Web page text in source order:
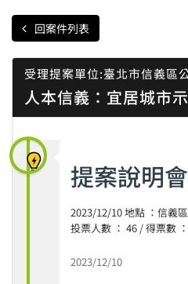
回案件列表
受理提案單位:臺北市信義區
人本信義：宜居城市
提案說明會
2023/12/10 地點 ：信義
投票人數 ： 46 / 得票數
2023/12/10